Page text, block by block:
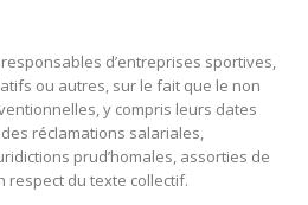
d’entreprises sportives,
ou autres, sur le fait que le non
y compris leurs dates
réclamations salariales,
prud’homales, assorties de
respect du texte collectif.